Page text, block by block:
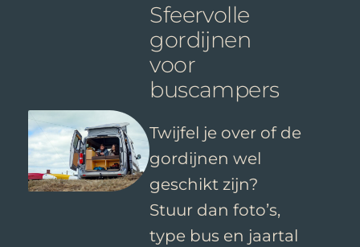
Sfeervolle
gordijnen
voor
buscampers
Twijfel je over of de
gordijnen wel
geschikt zijn?
Stuur dan foto’s,
type bus en jaartal